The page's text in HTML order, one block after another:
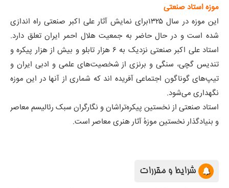
موزه استاد صنعتی
این موزه در سال ۱۳۲۵برای نمایش آثار علی اکبر صنعتی راه اندازی
شده است و در حال حاضر به جمعیت هلال احمر ایران تعلق دارد.
استاد علی اکبر صنعتی نزدیک به ۶ هزار تابلو و بیش از هزار پیکره و
تندیس گچی، سنگی و برنزی از شخصیت‌های علمی و ادبی ایران و
تیپ‌های گوناگون اجتماعی آفریده اند که شماری از آنها در این موزه
نگهداری می‌شود.
استاد صنعتی از نخستین پیکره‌تراشان و نگارگران سبک رئالیسم معاصر
و بنیادگذار نخستین موزهٔ آثار هنری معاصر است.
شرایط و مقررات